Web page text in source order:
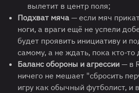
вылетит в центр поля;
Подхват мяча — если мяч
ноги, а враги ещё не успели
будет проявить инициативу и
самому, а не ждать, пока кто-то
Баланс обороны и агрессии — в
ничего не мешает "сбросить
игру как обычный футболист, и